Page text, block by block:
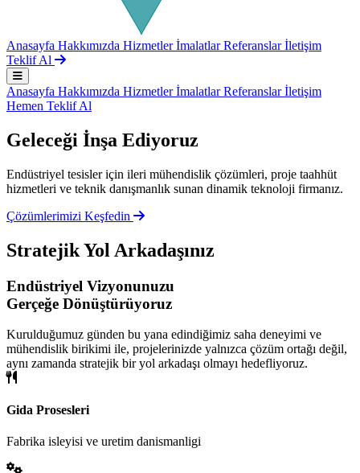
Anasayfa Hakkımızda HizmetlerİmalatlarReferanslarİletişim
Teklif Al
Anasayfa Hakkımızda HizmetlerİmalatlarReferanslarİletişim
Hemen Teklif Al
Geleceği İnşa Ediyoruz
Endüstriyel tesisler için ileri mühendislik çözümleri, proje taahhüt
hizmetleri ve teknik danışmanlık sunan dinamik teknoloji firmanız.
Çözümlerimizi Keşfedin
Stratejik Yol Arkadaşınız
Endüstriyel Vizyonunuzu
Gerçeğe Dönüştürüyoruz
Kurulduğumuz günden bu yana edindiğimiz saha deneyimi ve
mühendislik birikimi ile, projelerinizde yalnızca çözüm ortağı değil,
aynı zamanda stratejik bir yol arkadaşı olmayı hedefliyoruz.
Gida Prosesleri
Fabrika isleyisi ve uretim danismanligi